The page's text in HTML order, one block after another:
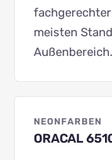
meisten
Außenbereich.
NEONFARBEN
ORACAL